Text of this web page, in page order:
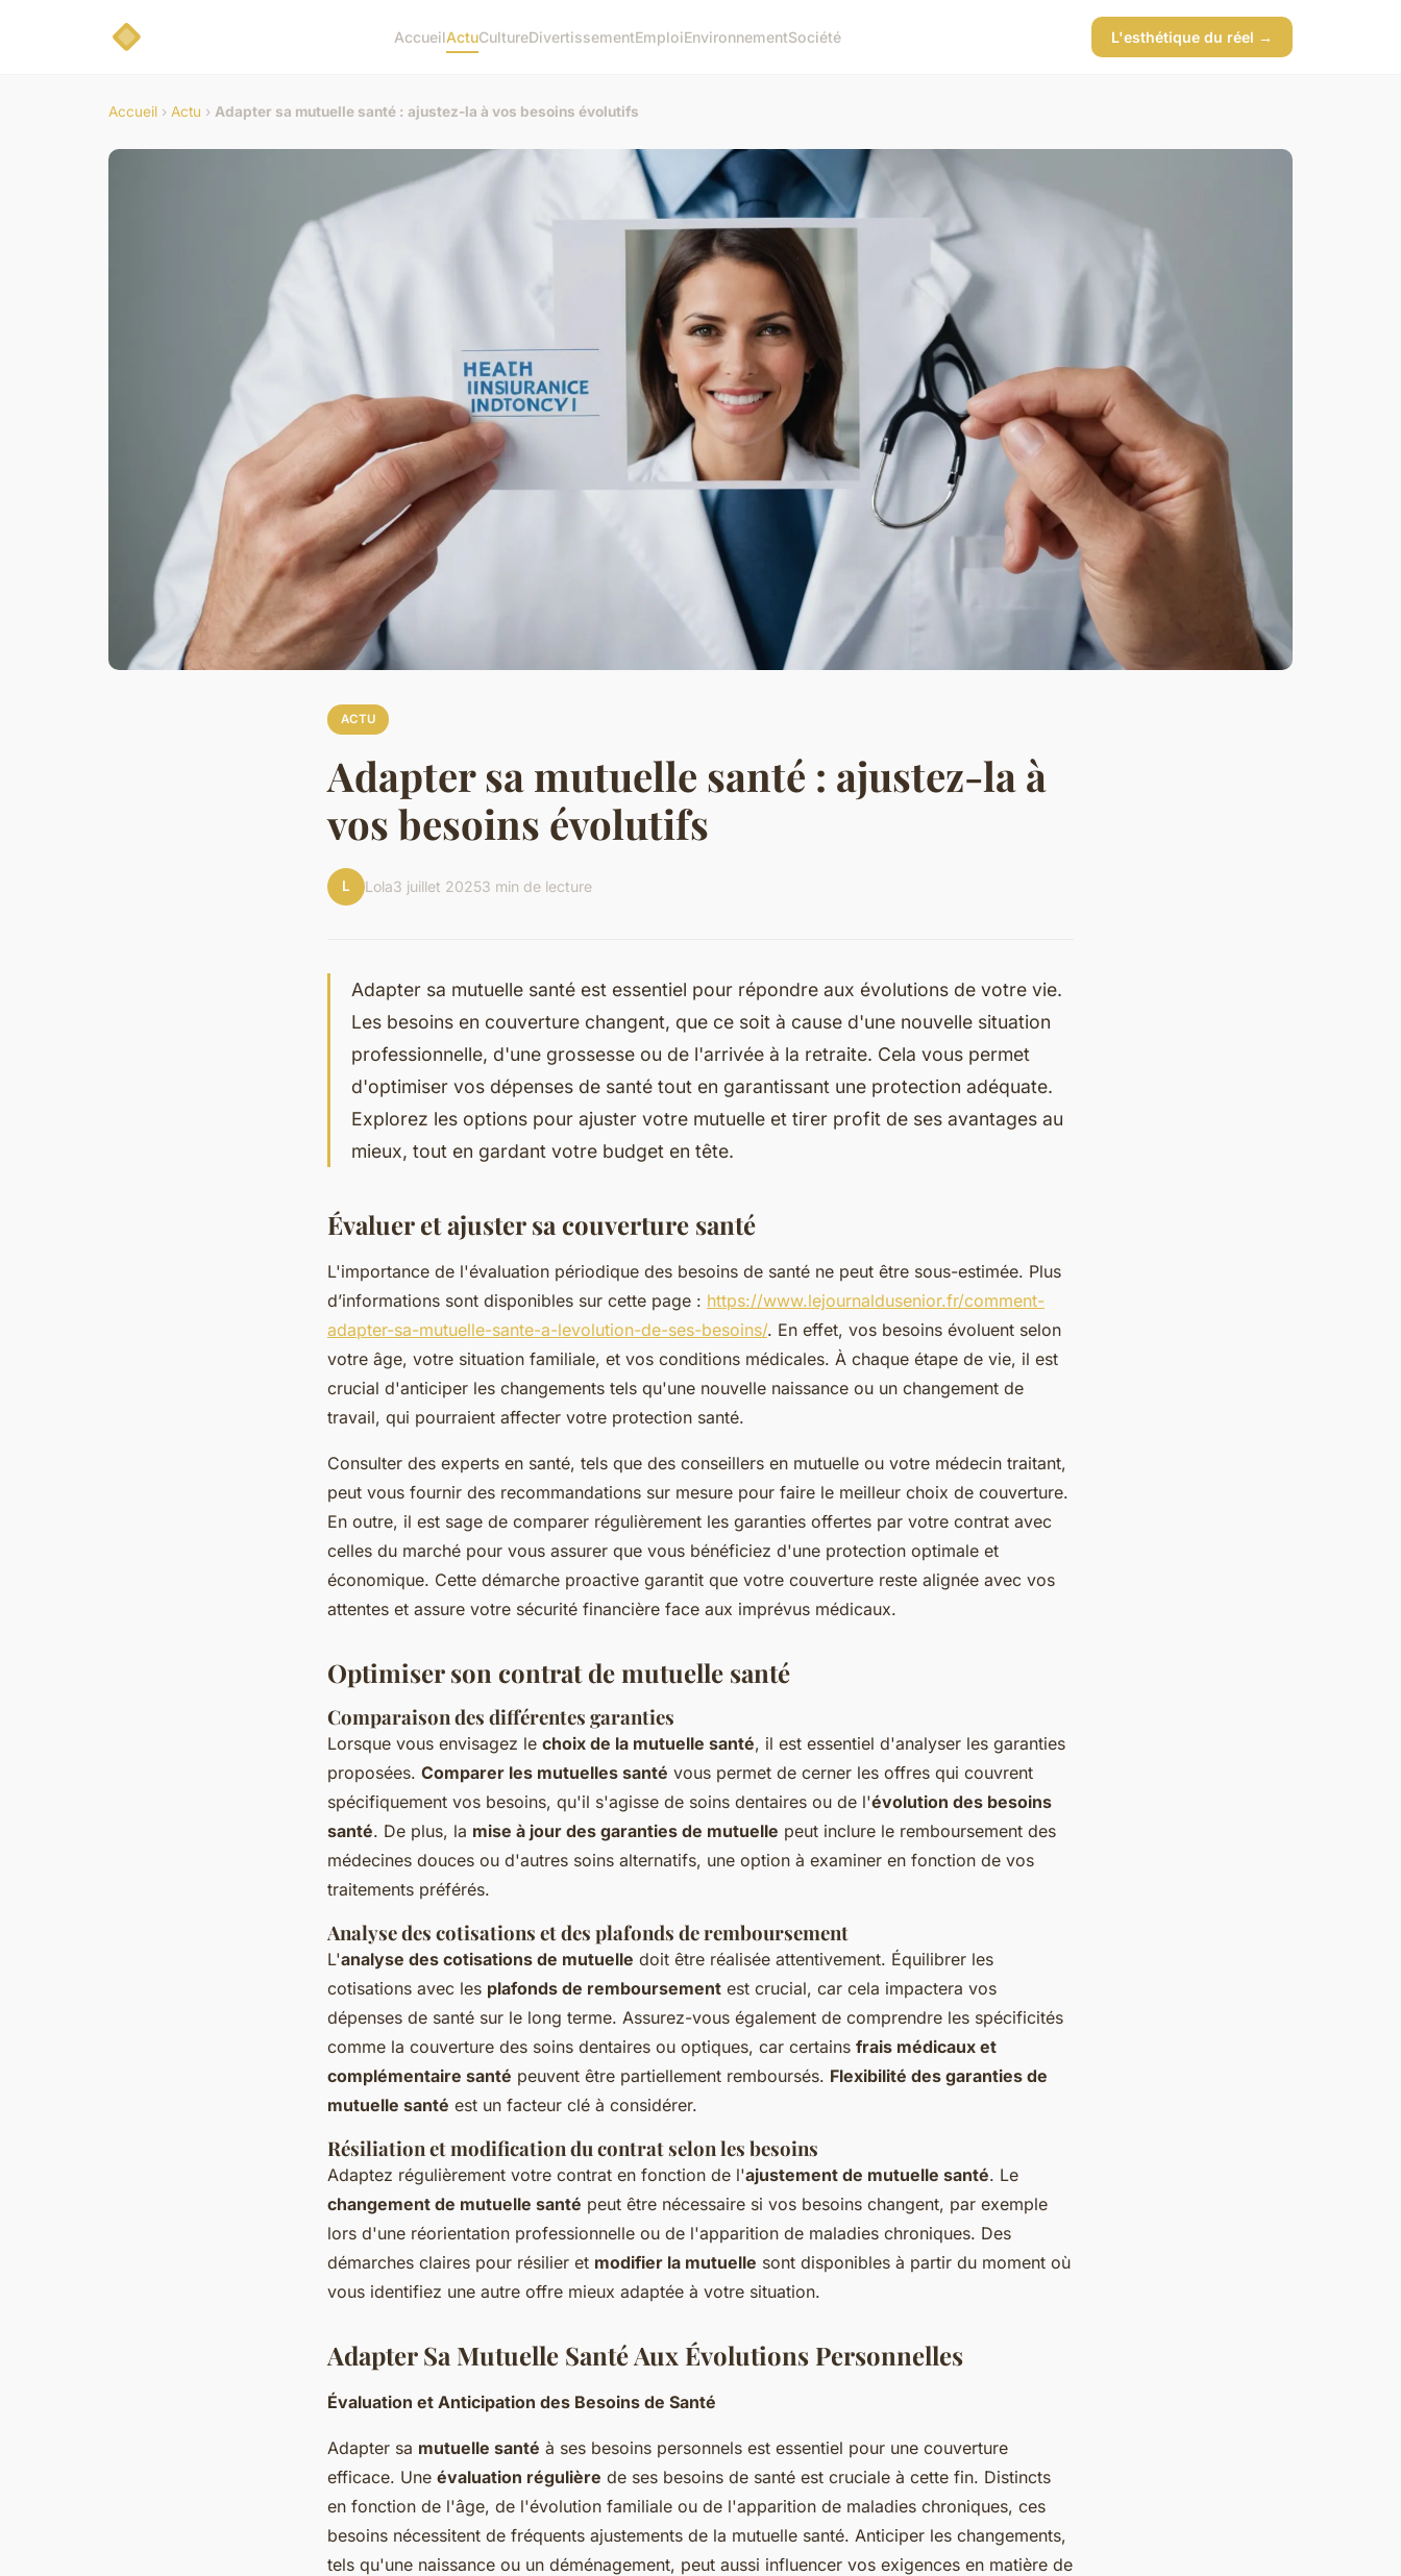
AccueilActuCultureDivertissementEmploiEnvironnementSociété L'esthétique du réel →
Accueil › Actu › Adapter sa mutuelle santé : ajustez-la à vos besoins évolutifs
ACTU
Adapter sa mutuelle santé : ajustez-la à
vos besoins évolutifs
L Lola3 juillet 20253 min de lecture
Adapter sa mutuelle santé est essentiel pour répondre aux évolutions de votre vie.
Les besoins en couverture changent, que ce soit à cause d'une nouvelle situation
professionnelle, d'une grossesse ou de l'arrivée à la retraite. Cela vous permet
d'optimiser vos dépenses de santé tout en garantissant une protection adéquate.
Explorez les options pour ajuster votre mutuelle et tirer profit de ses avantages au
mieux, tout en gardant votre budget en tête.
Évaluer et ajuster sa couverture santé
L'importance de l'évaluation périodique des besoins de santé ne peut être sous-estimée. Plus
d’informations sont disponibles sur cette page : https://www.lejournaldusenior.fr/comment-
adapter-sa-mutuelle-sante-a-levolution-de-ses-besoins/. En effet, vos besoins évoluent selon
votre âge, votre situation familiale, et vos conditions médicales. À chaque étape de vie, il est
crucial d'anticiper les changements tels qu'une nouvelle naissance ou un changement de
travail, qui pourraient affecter votre protection santé.
Consulter des experts en santé, tels que des conseillers en mutuelle ou votre médecin traitant,
peut vous fournir des recommandations sur mesure pour faire le meilleur choix de couverture.
En outre, il est sage de comparer régulièrement les garanties offertes par votre contrat avec
celles du marché pour vous assurer que vous bénéficiez d'une protection optimale et
économique. Cette démarche proactive garantit que votre couverture reste alignée avec vos
attentes et assure votre sécurité financière face aux imprévus médicaux.
Optimiser son contrat de mutuelle santé
Comparaison des différentes garanties
Lorsque vous envisagez le choix de la mutuelle santé, il est essentiel d'analyser les garanties
proposées. Comparer les mutuelles santé vous permet de cerner les offres qui couvrent
spécifiquement vos besoins, qu'il s'agisse de soins dentaires ou de l'évolution des besoins
santé. De plus, la mise à jour des garanties de mutuelle peut inclure le remboursement des
médecines douces ou d'autres soins alternatifs, une option à examiner en fonction de vos
traitements préférés.
Analyse des cotisations et des plafonds de remboursement
L'analyse des cotisations de mutuelle doit être réalisée attentivement. Équilibrer les
cotisations avec les plafonds de remboursement est crucial, car cela impactera vos
dépenses de santé sur le long terme. Assurez-vous également de comprendre les spécificités
comme la couverture des soins dentaires ou optiques, car certains frais médicaux et
complémentaire santé peuvent être partiellement remboursés. Flexibilité des garanties de
mutuelle santé est un facteur clé à considérer.
Résiliation et modification du contrat selon les besoins
Adaptez régulièrement votre contrat en fonction de l'ajustement de mutuelle santé. Le
changement de mutuelle santé peut être nécessaire si vos besoins changent, par exemple
lors d'une réorientation professionnelle ou de l'apparition de maladies chroniques. Des
démarches claires pour résilier et modifier la mutuelle sont disponibles à partir du moment où
vous identifiez une autre offre mieux adaptée à votre situation.
Adapter Sa Mutuelle Santé Aux Évolutions Personnelles
Évaluation et Anticipation des Besoins de Santé
Adapter sa mutuelle santé à ses besoins personnels est essentiel pour une couverture
efficace. Une évaluation régulière de ses besoins de santé est cruciale à cette fin. Distincts
en fonction de l'âge, de l'évolution familiale ou de l'apparition de maladies chroniques, ces
besoins nécessitent de fréquents ajustements de la mutuelle santé. Anticiper les changements,
tels qu'une naissance ou un déménagement, peut aussi influencer vos exigences en matière de